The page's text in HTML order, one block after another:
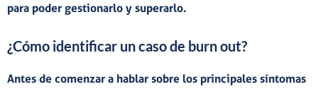
para poder gestionarlo y superarlo.
¿Cómo identificar un caso de burn out?
Antes de comenzar a hablar sobre los principales síntomas